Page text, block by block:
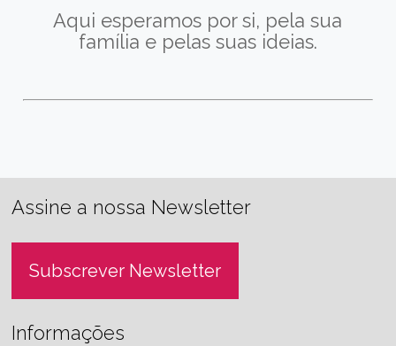
Aqui esperamos por si, pela sua
família e pelas suas ideias.
Assine a nossa Newsletter
Subscrever Newsletter
Informações